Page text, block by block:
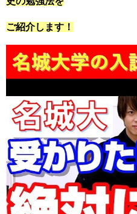
ご紹介します！